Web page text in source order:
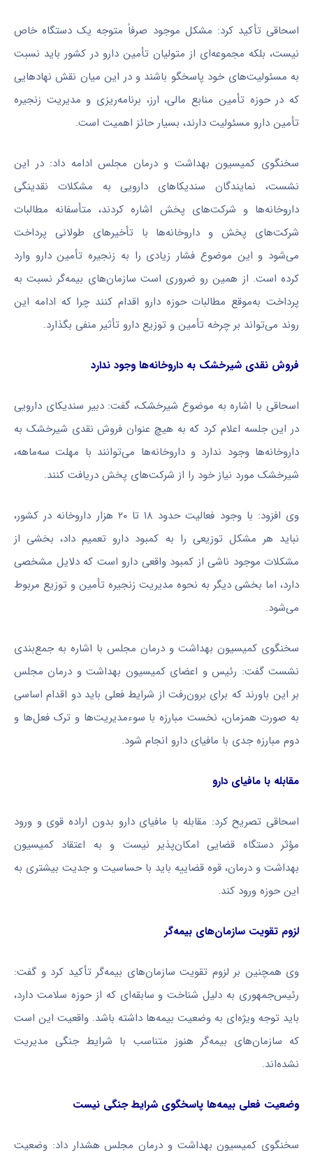
اسحاقی تأکید کرد: مشکل موجود صرفاً متوجه یک دستگاه خاص
نیست، بلکه مجموعه‌ای از متولیان تأمین دارو در کشور باید نسبت
به مسئولیت‌های خود پاسخگو باشند و در این میان نقش نهادهایی
که در حوزه تأمین منابع مالی، ارز، برنامه‌ریزی و مدیریت زنجیره
تأمین دارو مسئولیت دارند، بسیار حائز اهمیت است.
سخنگوی کمیسیون بهداشت و درمان مجلس ادامه داد: در این
نشست، نمایندگان سندیکاهای دارویی به مشکلات نقدینگی
داروخانه‌ها و شرکت‌های پخش اشاره کردند، متأسفانه مطالبات
شرکت‌های پخش و داروخانه‌ها با تأخیرهای طولانی پرداخت
می‌شود و این موضوع فشار زیادی را به زنجیره تأمین دارو وارد
کرده است. از همین رو ضروری است سازمان‌های بیمه‌گر نسبت به
پرداخت به‌موقع مطالبات حوزه دارو اقدام کنند چرا که ادامه این
روند می‌تواند بر چرخه تأمین و توزیع دارو تأثیر منفی بگذارد.
فروش نقدی شیرخشک به داروخانه‌ها وجود ندارد
اسحاقی با اشاره به موضوع شیرخشک، گفت: دبیر سندیکای دارویی
در این جلسه اعلام کرد که به هیچ عنوان فروش نقدی شیرخشک به
داروخانه‌ها وجود ندارد و داروخانه‌ها می‌توانند با مهلت سه‌ماهه،
شیرخشک مورد نیاز خود را از شرکت‌های پخش دریافت کنند.
وی افزود: با وجود فعالیت حدود ۱۸ تا ۲۰ هزار داروخانه در کشور،
نباید هر مشکل توزیعی را به کمبود دارو تعمیم داد، بخشی از
مشکلات موجود ناشی از کمبود واقعی دارو است که دلایل مشخصی
دارد، اما بخشی دیگر به نحوه مدیریت زنجیره تأمین و توزیع مربوط
می‌شود.
سخنگوی کمیسیون بهداشت و درمان مجلس با اشاره به جمع‌بندی
نشست گفت: رئیس و اعضای کمیسیون بهداشت و درمان مجلس
بر این باورند که برای برون‌رفت از شرایط فعلی باید دو اقدام اساسی
به صورت همزمان، نخست مبارزه با سوءمدیریت‌ها و ترک فعل‌ها و
دوم مبارزه جدی با مافیای دارو انجام شود.
مقابله با مافیای دارو
اسحاقی تصریح کرد: مقابله با مافیای دارو بدون اراده قوی و ورود
مؤثر دستگاه قضایی امکان‌پذیر نیست و به اعتقاد کمیسیون
بهداشت و درمان، قوه قضاییه باید با حساسیت و جدیت بیشتری به
این حوزه ورود کند.
لزوم تقویت سازمان‌های بیمه‌گر
وی همچنین بر لزوم تقویت سازمان‌های بیمه‌گر تأکید کرد و گفت:
رئیس‌جمهوری به دلیل شناخت و سابقه‌ای که از حوزه سلامت دارد،
باید توجه ویژه‌ای به وضعیت بیمه‌ها داشته باشد. واقعیت این است
که سازمان‌های بیمه‌گر هنوز متناسب با شرایط جنگی مدیریت
نشده‌اند.
وضعیت فعلی بیمه‌ها پاسخگوی شرایط جنگی نیست
سخنگوی کمیسیون بهداشت و درمان مجلس هشدار داد: وضعیت